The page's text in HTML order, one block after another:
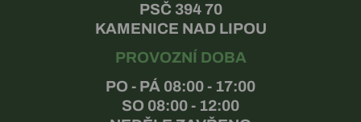
PSČ 394 70
KAMENICE NAD LIPOU
PROVOZNÍ DOBA
PO - PÁ 08:00 - 17:00
SO 08:00 - 12:00